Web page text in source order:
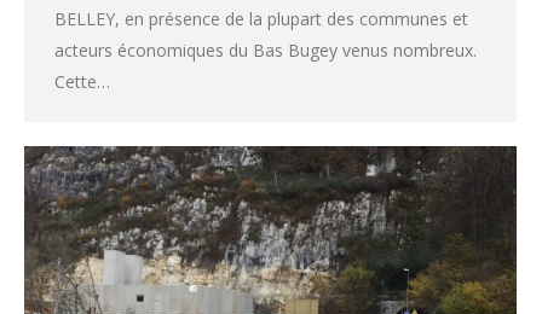
BELLEY, en présence de la plupart des communes et
acteurs économiques du Bas Bugey venus nombreux.
Cette…